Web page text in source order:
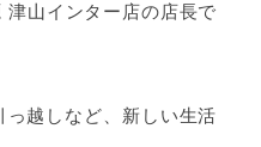
津山インター店の店長で
越しなど、新しい生活